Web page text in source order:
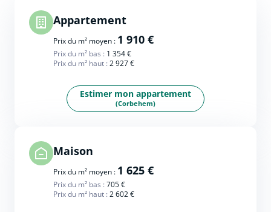
Appartement
Prix du m² moyen : 1 910 €
Prix du m² bas : 1 354 €
Prix du m² haut :2 927 €
Estimer mon appartement
(Corbehem)
Maison
Prix du m² moyen : 1 625 €
Prix du m² bas :705 €
Prix du m² haut :2 602 €